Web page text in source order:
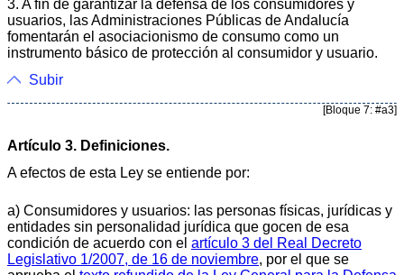
3. A fin de garantizar la defensa de los consumidores y
usuarios, las Administraciones Públicas de Andalucía
fomentarán el asociacionismo de consumo como un
instrumento básico de protección al consumidor y usuario.
Subir
[Bloque 7: #a3]
Artículo 3. Definiciones.
A efectos de esta Ley se entiende por:
a) Consumidores y usuarios: las personas físicas, jurídicas y
entidades sin personalidad jurídica que gocen de esa
condición de acuerdo con el artículo 3 del Real Decreto
Legislativo 1/2007, de 16 de noviembre, por el que se